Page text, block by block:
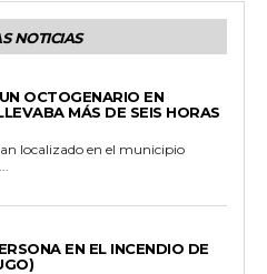
NOTICIAS
OCTOGENARIO EN
MÁS DE SEIS HORAS
localizado en el municipio
EN EL INCENDIO DE